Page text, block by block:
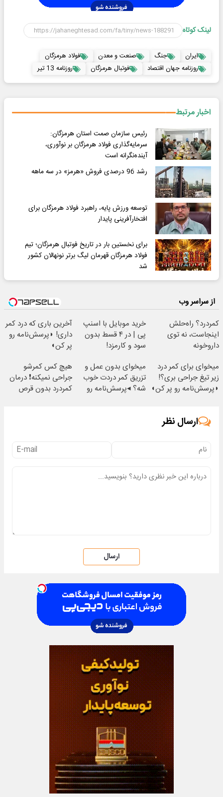
لینک کوتاه
ایران جنگ صنعت و معدن
فولاد هرمزگان
روزنامه جهان اقتصاد
فوتبال هرمزگان روزنامه 13 تیر
اخبار مرتبط
رئیس سازمان صمت استان هرمزگان:
سرمایه‌گذاری فولاد هرمزگان بر نوآوری،
آینده‌نگرانه است
رشد 96 درصدی فروش «هرمز» در سه ماهه
توسعه ورزش پایه، راهبرد فولاد هرمزگان برای
افتخارآفرینی پایدار
برای نخستین بار در تاریخ فوتبال هرمزگان؛ تیم
فولاد هرمزگان قهرمان لیگ برتر نونهالان کشور
شد
از سراسر وب
کمردرد؟ راه‌حلش
اینجاست، نه توی
داروخونه
خرید موبایل با اسنپ
پی | در ۴ قسط بدون
سود و کارمزد!
آخرین باری که درد کمر
داری! ◗پرسش‌نامه رو
پر کن◖
میخوای برای کمر درد
زیر تیغ جراحی بری؟!
◗پرسش‌نامه رو پر کن◖
میخوای بدون عمل و
تزریق کمر دردت خوب
شه؟ ◂پرسش‌نامه رو
هیچ کس کمرشو
جراحی نمیکنه❗ درمان
کمردرد بدون قرص
ارسال نظر
ارسال